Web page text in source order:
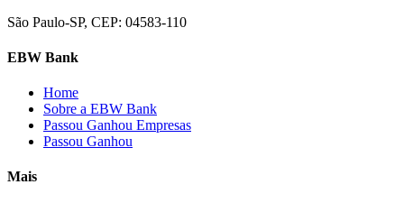
São Paulo-SP, CEP: 04583-110
EBW Bank
Home
Sobre a EBW Bank
Passou Ganhou Empresas
Passou Ganhou
Mais